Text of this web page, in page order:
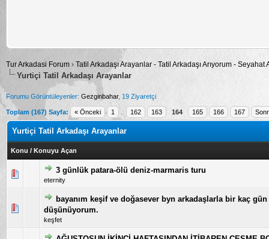
Tur Arkadasi Forum › Tatil Arkadaşı Arayanlar - Tatil Arkadaşı Arıyorum - Seyahat
Yurtiçi Tatil Arkadaşı Arayanlar
Forumu Görüntüleyenler: Gezginbahar, 19 Ziyaretçi
Toplam (167) Sayfa: « Önceki 1 162 163 164 165 166 167
Yurtiçi Tatil Arkadaşı Arayanlar
Konu / Konuyu Açan
3 günlük patara-ölü deniz-marmaris turu
eternity
5 üzerinden 0 Oy - Toplam Ortalama 0 Oy Verilmiş
12345
bayanım keşif ve doğasever byn arkadaşlarla bir kaç
düşünüyorum.
keşfet
5 üzerinden 0 Oy - Toplam Ortalama 0 Oy Verilmiş